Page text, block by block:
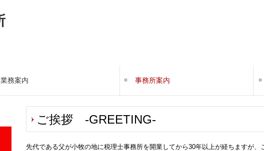
業務案内
黒字化支援
毎月、貴社を訪問します
創業の夢をお手伝いします
円満な相続・事業承継を支援
事務所案内
ご挨拶 -GREETING-
先代である父が小牧の地に税理士事務所を開業してから30年以上が経ちますが、